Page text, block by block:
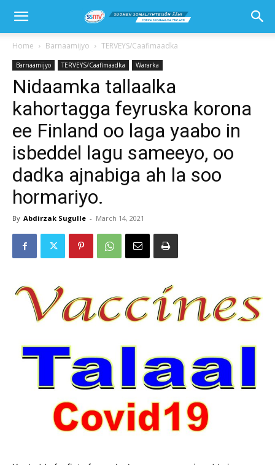
Home Barnaamijyo TERVEYS/Caafimaadka
Barnaamijyo TERVEYS/Caafimaadka Wararka
Nidaamka tallaalka
kahortagga feyruska korona
ee Finland oo laga yaabo in
isbeddel lagu sameeyo, oo
dadka ajnabiga ah la soo
hormariyo.
By Abdirzak Sugulle - March 14, 2021